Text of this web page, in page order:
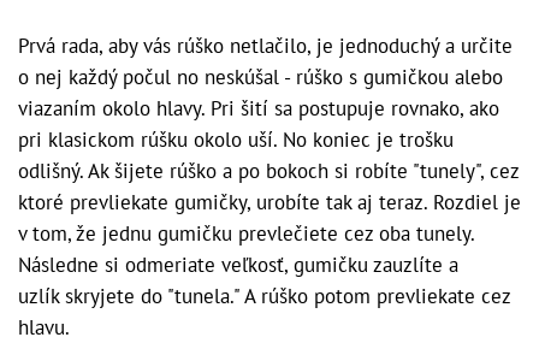
Prvá rada, aby vás rúško netlačilo, je jednoduchý a určite
o nej každý počul no neskúšal - rúško s gumičkou alebo
viazaním okolo hlavy. Pri šití sa postupuje rovnako, ako
pri klasickom rúšku okolo uší. No koniec je trošku
odlišný. Ak šijete rúško a po bokoch si robíte "tunely", cez
ktoré prevliekate gumičky, urobíte tak aj teraz. Rozdiel je
v tom, že jednu gumičku prevlečiete cez oba tunely.
Následne si odmeriate veľkosť, gumičku zauzlíte a
uzlík skryjete do "tunela." A rúško potom prevliekate cez
hlavu.